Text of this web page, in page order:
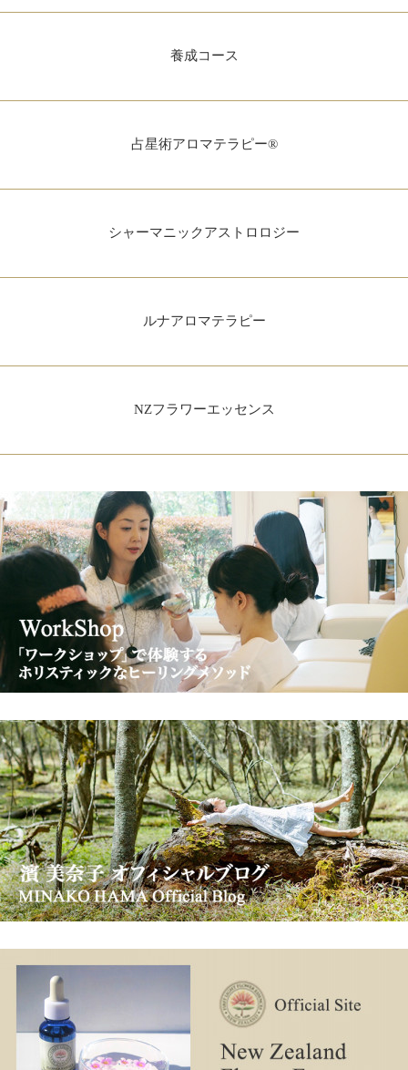
養成コース
占星術アロマテラピー®
シャーマニックアストロロジー
ルナアロマテラピー
NZフラワーエッセンス